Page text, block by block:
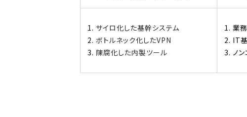
1. サイロ化した基幹システム
2. ボトルネック化したVPN
3. 陳腐化した内製ツール
1. 業
2. IT
3. ノ